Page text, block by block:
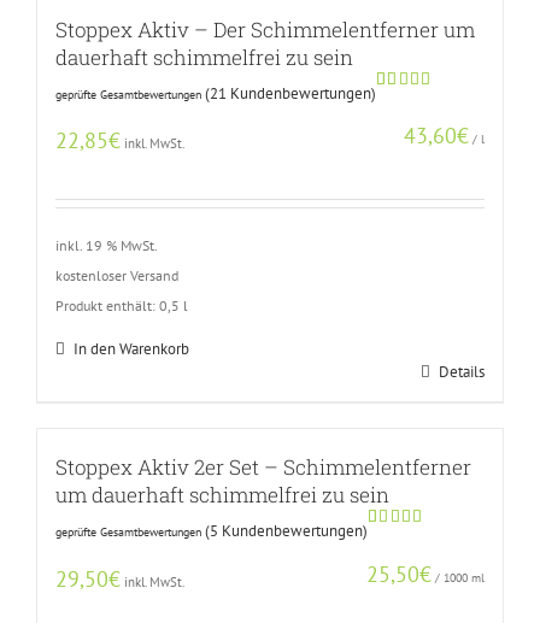
Stoppex Aktiv – Der Schimmelentferner um
dauerhaft schimmelfrei zu sein
von 5,
basierend
geprüfte Gesamtbewertungen (21 Kundenbewertungen)
22,85€ inkl. MwSt. 43,60€ / l
inkl. 19 % MwSt.
kostenloser Versand
Produkt enthält: 0,5 l
In den Warenkorb
Details
Stoppex Aktiv 2er Set – Schimmelentferner
um dauerhaft schimmelfrei zu sein
von 5,
basierend
geprüfte Gesamtbewertungen (5 Kundenbewertungen)
29,50€ inkl. MwSt. 25,50€ / 1000 ml